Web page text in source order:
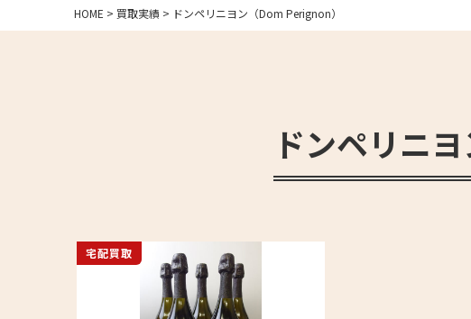
HOME > 買取実績 > ドンペリニヨン（Dom Perignon）
ドンペリニ
宅配買取